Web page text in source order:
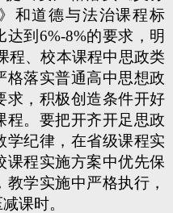
和道德与法治课程标
到6%-8%的要求，明
程、校本课程中思政类
格落实普通高中思想政
求，积极创造条件开好
程。要把开齐开足思政
学纪律，在省级课程实
课程实施方案中优先保
学实施中严格执行，
课时。